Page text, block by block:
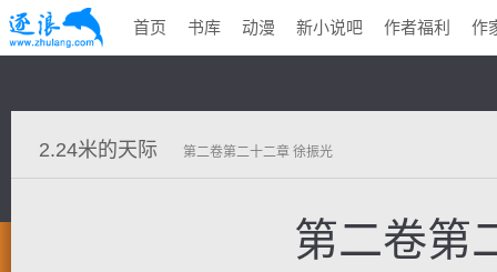
首页 书库 动漫 新小说吧 作者福利 作
2.24米的天际 第二卷第二十二章 徐振光
第二卷第